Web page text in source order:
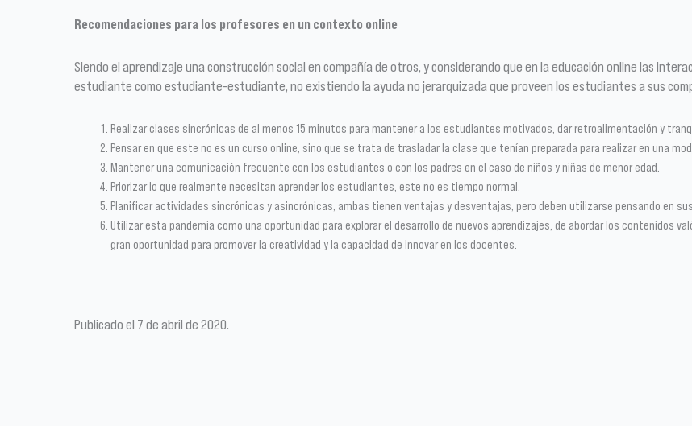
Recomendaciones para los profesores en un contexto online
Siendo el aprendizaje una construcción social en compañía de otros, y considerando que en la educación online las
estudiante como estudiante-estudiante, no existiendo la ayuda no jerarquizada que proveen los estudiantes a sus
Realizar clases sincrónicas de al menos 15 minutos para mantener a los estudiantes motivados, dar retroalimentación y
Pensar en que este no es un curso online, sino que se trata de trasladar la clase que tenían preparada para realizar en una
Mantener una comunicación frecuente con los estudiantes o con los padres en el caso de niños y niñas de menor edad.
Priorizar lo que realmente necesitan aprender los estudiantes, este no es tiempo normal.
Planificar actividades sincrónicas y asincrónicas, ambas tienen ventajas y desventajas, pero deben utilizarse pensando en
Utilizar esta pandemia como una oportunidad para explorar el desarrollo de nuevos aprendizajes, de abordar los contenidos
gran oportunidad para promover la creatividad y la capacidad de innovar en los docentes.
Publicado el 7 de abril de 2020.